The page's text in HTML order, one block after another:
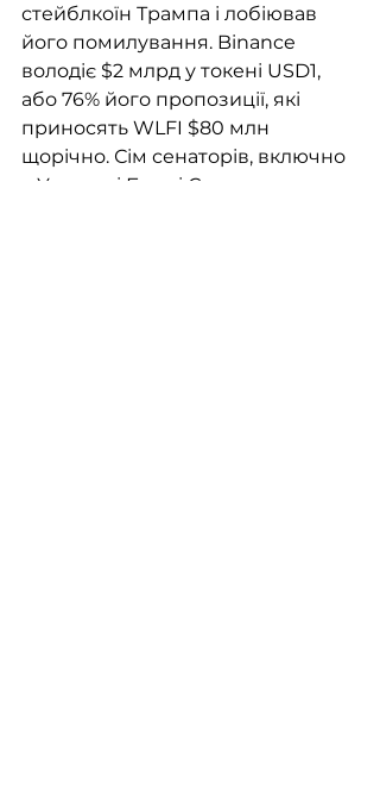
стейблкоїн Трампа і лобіював
його помилування. Binance
володіє $2 млрд у токені USD1,
або 76% його пропозиції, які
приносять WLFI $80 млн
щорічно. Сім сенаторів, включно
з Уоррен і Берні Сандерсом,